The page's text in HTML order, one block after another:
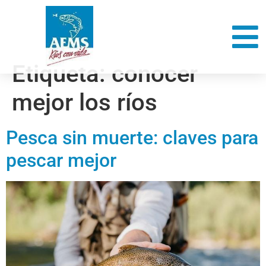
Etiqueta: conocer
mejor los ríos
Pesca sin muerte: claves para
pescar mejor